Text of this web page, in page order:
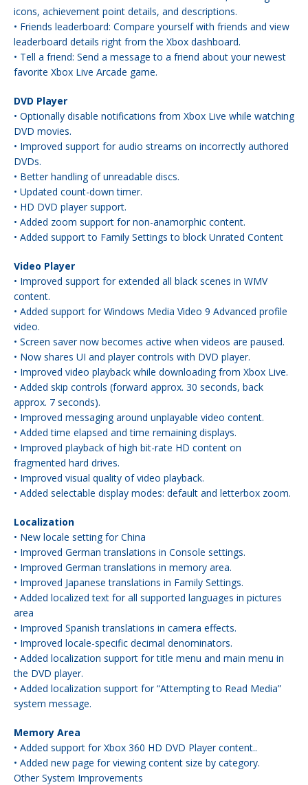
icons, achievement point details, and descriptions.
• Friends leaderboard: Compare yourself with friends and view
leaderboard details right from the Xbox dashboard.
• Tell a friend: Send a message to a friend about your newest
favorite Xbox Live Arcade game.
DVD Player
• Optionally disable notifications from Xbox Live while watching
DVD movies.
• Improved support for audio streams on incorrectly authored
DVDs.
• Better handling of unreadable discs.
• Updated count-down timer.
• HD DVD player support.
• Added zoom support for non-anamorphic content.
• Added support to Family Settings to block Unrated Content
Video Player
• Improved support for extended all black scenes in WMV
content.
• Added support for Windows Media Video 9 Advanced profile
video.
• Screen saver now becomes active when videos are paused.
• Now shares UI and player controls with DVD player.
• Improved video playback while downloading from Xbox Live.
• Added skip controls (forward approx. 30 seconds, back
approx. 7 seconds).
• Improved messaging around unplayable video content.
• Added time elapsed and time remaining displays.
• Improved playback of high bit-rate HD content on
fragmented hard drives.
• Improved visual quality of video playback.
• Added selectable display modes: default and letterbox zoom.
Localization
• New locale setting for China
• Improved German translations in Console settings.
• Improved German translations in memory area.
• Improved Japanese translations in Family Settings.
• Added localized text for all supported languages in pictures
area
• Improved Spanish translations in camera effects.
• Improved locale-specific decimal denominators.
• Added localization support for title menu and main menu in
the DVD player.
• Added localization support for “Attempting to Read Media”
system message.
Memory Area
• Added support for Xbox 360 HD DVD Player content..
• Added new page for viewing content size by category.
Other System Improvements